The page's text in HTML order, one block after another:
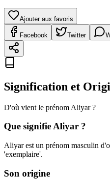
Ajouter aux favoris
Facebook Twitter
Signification et
D'où vient le prénom Aliyar?
Que signifieAliyar ?
Aliyar est un prénom masculin
'exemplaire'.
Son origine